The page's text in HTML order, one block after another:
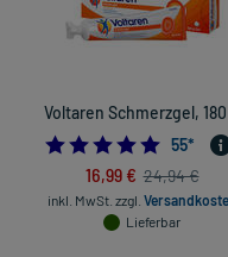
Voltaren Schmerzgel,
55*
16,99 € 24,94 €
inkl. MwSt. zzgl.
Lieferbar